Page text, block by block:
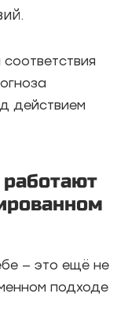
действием
— это ещё не
подходе